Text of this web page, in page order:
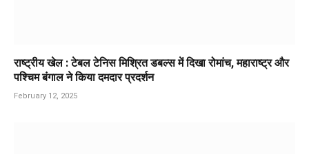
राष्ट्रीय खेल : टेबल टेनिस मिश्रित डबल्स में दिखा रोमांच, महाराष्ट्र और
पश्चिम बंगाल ने किया दमदार प्रदर्शन
February 12, 2025